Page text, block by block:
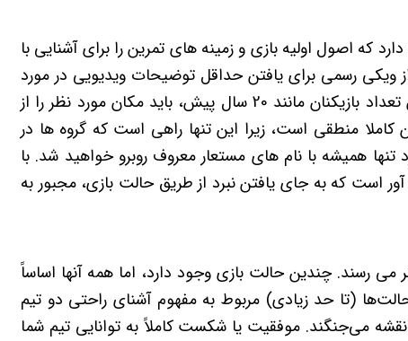
اصول اولیه بازی و زمینه های تمرین را برای آشنایی با
رسمی برای یافتن حداقل توضیحات ویدیویی در مورد
حالت های بازی وجود ندارد. علاوه بر این، کم بودن تعداد بازیکنان مانند 20 سال پیش، باید مکان مورد نظر را از
کاملا منطقی است، زیرا این تنها راهی است که گروه ها در
همیشه با نام های مستعار معروف روبرو خواهید شد. با
است که به جای یافتن نبرد از طریق حالت بازی، مجبور به
می رسند. چندین حالت بازی وجود دارد، اما همه آنها اساساً
(تا حد زیادی) مربوط به مفهوم آشنای راحتی دو تیم
می‌جنگند. موفقیت یا شکست کاملاً به توانایی تیم شما